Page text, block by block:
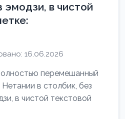
эмодзи, в чистой
16.06.2026
перемешанный
в столбик, без
в чистой текстовой